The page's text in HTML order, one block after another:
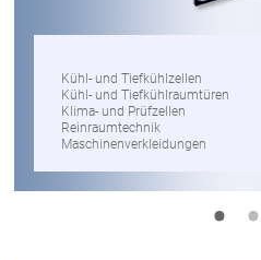
Kühl- und Tiefkühlzellen
Kühl- und Tiefkühlraumtüren
Klima- und Prüfzellen
Reinraumtechnik
Maschinenverkleidungen
• •